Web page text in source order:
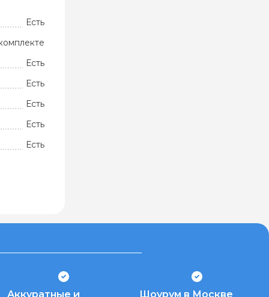
Есть
Есть
Есть
Есть
Есть
Есть
Аккуратные и
Шоурум в Москве